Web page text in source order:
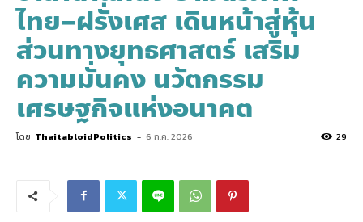
ไทย–ฝรั่งเศส เดินหน้าสู่หุ้น
ส่วนทางยุทธศาสตร์ เสริม
ความมั่นคง นวัตกรรม
เศรษฐกิจแห่งอนาคต
โดย ThaitabloidPolitics - 6 ก.ค. 2026 29